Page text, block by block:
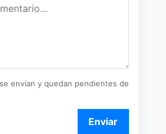
envían y quedan pendientes de
Enviar